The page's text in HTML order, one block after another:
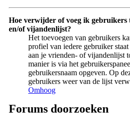
Hoe verwijder of voeg ik gebruikers
en/of vijandenlijst?
Het toevoegen van gebruikers
profiel van iedere gebruiker
aan je vrienden- of vijandenlijst
manier is via het
gebruikersnaam opgeven. Op
gebruikers weer van de lijst
Omhoog
Forums doorzoeken